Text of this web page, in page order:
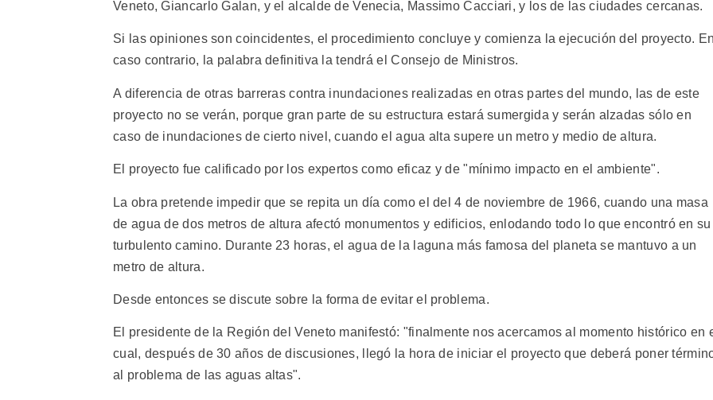
Veneto, Giancarlo Galan, y el alcalde de Venecia, Massimo Cacciari, y los de las ciudades cercanas.
Si las opiniones son coincidentes, el procedimiento concluye y comienza la ejecución del proyecto.
caso contrario, la palabra definitiva la tendrá el Consejo de Ministros.
A diferencia de otras barreras contra inundaciones realizadas en otras partes del mundo, las de este
proyecto no se verán, porque gran parte de su estructura estará sumergida y serán alzadas sólo en
caso de inundaciones de cierto nivel, cuando el agua alta supere un metro y medio de altura.
El proyecto fue calificado por los expertos como eficaz y de "mínimo impacto en el ambiente".
La obra pretende impedir que se repita un día como el del 4 de noviembre de 1966, cuando una masa
de agua de dos metros de altura afectó monumentos y edificios, enlodando todo lo que encontró en su
turbulento camino. Durante 23 horas, el agua de la laguna más famosa del planeta se mantuvo a un
metro de altura.
Desde entonces se discute sobre la forma de evitar el problema.
El presidente de la Región del Veneto manifestó: "finalmente nos acercamos al momento histórico en
cual, después de 30 años de discusiones, llegó la hora de iniciar el proyecto que deberá poner
al problema de las aguas altas".